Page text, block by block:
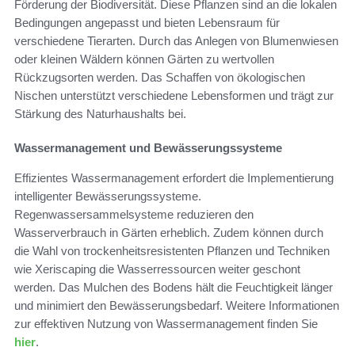
Förderung der Biodiversität. Diese Pflanzen sind an die lokalen
Bedingungen angepasst und bieten Lebensraum für
verschiedene Tierarten. Durch das Anlegen von Blumenwiesen
oder kleinen Wäldern können Gärten zu wertvollen
Rückzugsorten werden. Das Schaffen von ökologischen
Nischen unterstützt verschiedene Lebensformen und trägt zur
Stärkung des Naturhaushalts bei.
Wassermanagement und Bewässerungssysteme
Effizientes Wassermanagement erfordert die Implementierung
intelligenter Bewässerungssysteme.
Regenwassersammelsysteme reduzieren den
Wasserverbrauch in Gärten erheblich. Zudem können durch
die Wahl von trockenheitsresistenten Pflanzen und Techniken
wie Xeriscaping die Wasserressourcen weiter geschont
werden. Das Mulchen des Bodens hält die Feuchtigkeit länger
und minimiert den Bewässerungsbedarf. Weitere Informationen
zur effektiven Nutzung von Wassermanagement finden Sie
hier.